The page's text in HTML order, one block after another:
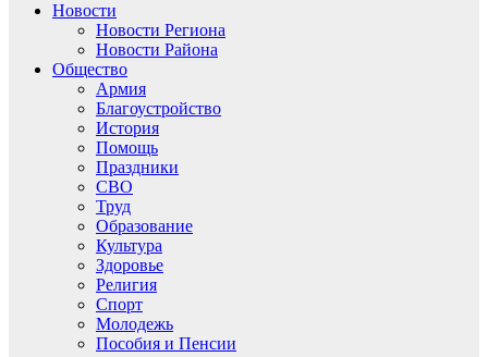
Новости
Новости Региона
Новости Района
Общество
Армия
Благоустройство
История
Помощь
Праздники
СВО
Труд
Образование
Культура
Здоровье
Религия
Спорт
Молодежь
Пособия и Пенсии